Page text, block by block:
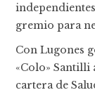
gremio para
Con Lugones
«Colo» Santilli
cartera de